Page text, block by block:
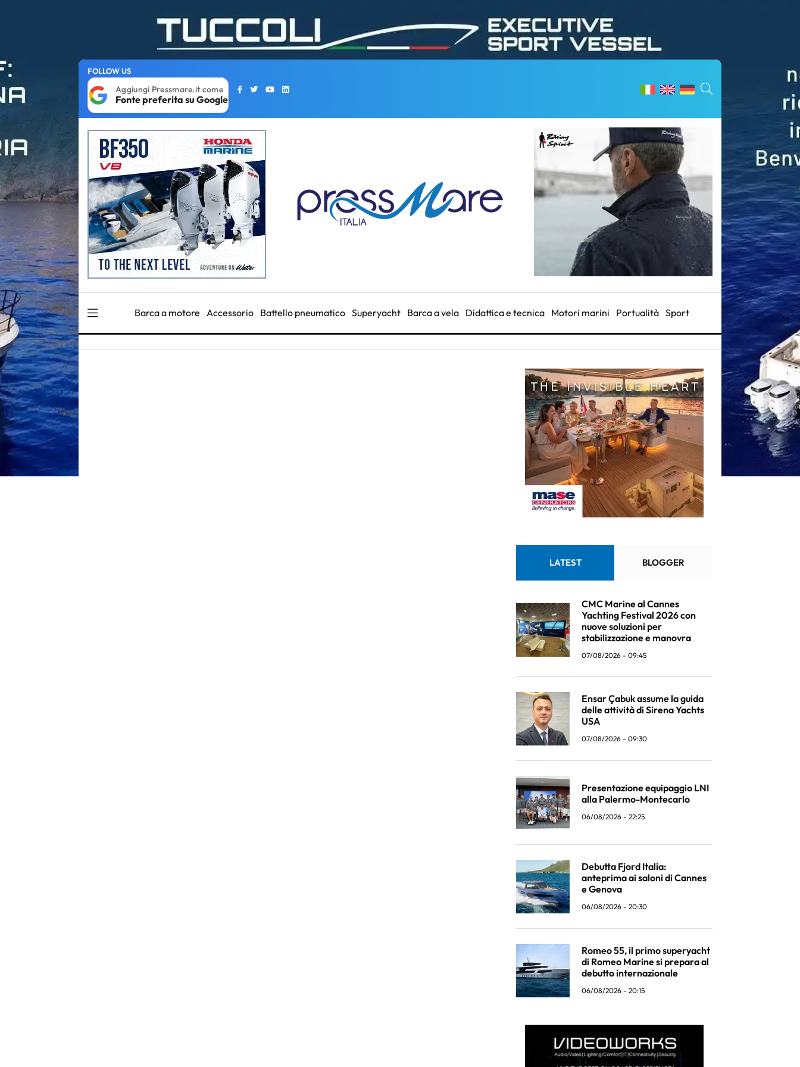
FOLLOW US
Aggiungi Pressmare.it come
Fonte preferita su Google
Barca a motore Accessorio Battello pneumatico Superyacht Barca a vela Didattica e tecnica Motori marini Portualità Sport
LATEST BLOGGER
CMC Marine al Cannes
Yachting Festival 2026 con
nuove soluzioni per
stabilizzazione e manovra
07/08/2026 - 09:45
Ensar Çabuk assume la guida
delle attività di Sirena Yachts
USA
07/08/2026 - 09:30
Presentazione equipaggio LNI
alla Palermo-Montecarlo
06/08/2026 - 22:25
Debutta Fjord Italia:
anteprima ai saloni di Cannes
e Genova
06/08/2026 - 20:30
Romeo 55, il primo superyacht
di Romeo Marine si prepara al
debutto internazionale
06/08/2026 - 20:15